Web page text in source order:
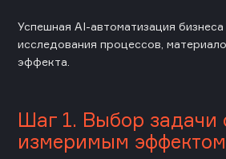
Успешная AI-автоматизация бизнеса
исследования процессов,
эффекта.
Шаг 1. Выбор задачи
измеримым эффектом